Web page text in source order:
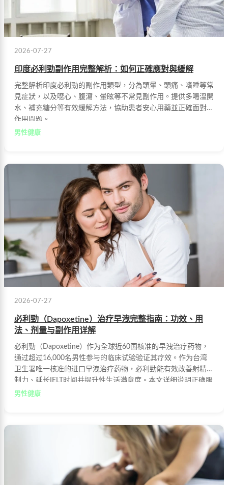
2026-07-27
印度必利勁副作用完整解析：如何正確應對與緩解
完整解析印度必利勁的副作用類型，分為頭暈、頭痛、嗜睡等常
見症狀，以及噁心、腹瀉、暈眩等不常見副作用。提供多喝溫開
水、補充糖分等有效緩解方法，協助患者安心用藥並正確面對副
作用問題。
男性健康
2026-07-27
必利勁（Dapoxetine）治疗早洩完整指南：功效、用
法、剂量与副作用详解
必利勁（Dapoxetine）作为全球近60国核准的早洩治疗药物，
通过超过16,000名男性参与的临床试验验证其疗效。作为台湾
卫生署唯一核准的进口早洩治疗药物，必利勁能有效改善射精控
制力、延长IELT时间并提升性生活满意度。本文详细说明正确服
用方式、剂量调整建议及常见副作用缓解方法。
男性健康